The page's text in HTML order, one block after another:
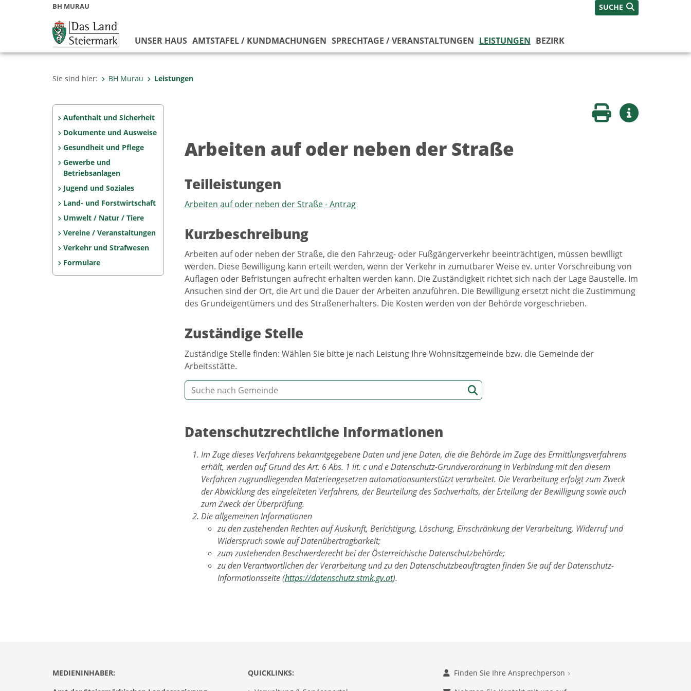
BH MURAU SUCHE
UNSER HAUS AMTSTAFEL / KUNDMACHUNGEN SPRECHTAGE / VERANSTALTUNGEN LEISTUNGEN BEZIRK
Sie sind hier: BH Murau Leistungen
Aufenthalt und Sicherheit
Dokumente und Ausweise
Gesundheit und Pflege
Gewerbe und
Betriebsanlagen
Jugend und Soziales
Land- und Forstwirtschaft
Umwelt / Natur / Tiere
Vereine / Veranstaltungen
Verkehr und Strafwesen
Formulare
Seite druckenWeitere Infos
Arbeiten auf oder neben der Straße
Teilleistungen
Arbeiten auf oder neben der Straße - Antrag
Kurzbeschreibung
Arbeiten auf oder neben der Straße, die den Fahrzeug- oder Fußgängerverkehr beeinträchtigen, müssen bewilligt
werden. Diese Bewilligung kann erteilt werden, wenn der Verkehr in zumutbarer Weise ev. unter Vorschreibung von
Auflagen oder Befristungen aufrecht erhalten werden kann. Die Zuständigkeit richtet sich nach der Lage Baustelle. Im
Ansuchen sind der Ort, die Art und die Dauer der Arbeiten anzuführen. Die Bewilligung ersetzt nicht die Zustimmung
des Grundeigentümers und des Straßenerhalters. Die Kosten werden von der Behörde vorgeschrieben.
Zuständige Stelle
Zuständige Stelle finden: Wählen Sie bitte je nach Leistung Ihre Wohnsitzgemeinde bzw. die Gemeinde der
Arbeitsstätte.
Datenschutzrechtliche Informationen
Im Zuge dieses Verfahrens bekanntgegebene Daten und jene Daten, die die Behörde im Zuge des Ermittlungsverfahrens
erhält, werden auf Grund des Art. 6 Abs. 1 lit. c und e Datenschutz-Grundverordnung in Verbindung mit den diesem
Verfahren zugrundliegenden Materiengesetzen automationsunterstützt verarbeitet. Die Verarbeitung erfolgt zum Zweck
der Abwicklung des eingeleiteten Verfahrens, der Beurteilung des Sachverhalts, der Erteilung der Bewilligung sowie auch
zum Zweck der Überprüfung.
Die allgemeinen Informationen
zu den zustehenden Rechten auf Auskunft, Berichtigung, Löschung, Einschränkung der Verarbeitung, Widerruf und
Widerspruch sowie auf Datenübertragbarkeit;
zum zustehenden Beschwerderecht bei der Österreichische Datenschutzbehörde;
zu den Verantwortlichen der Verarbeitung und zu den Datenschutzbeauftragten finden Sie auf der Datenschutz-
Informationsseite (https://datenschutz.stmk.gv.at).
MEDIENINHABER:
QUICKLINKS:
Finden Sie Ihre Ansprechperson